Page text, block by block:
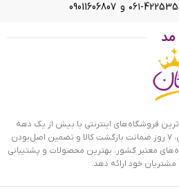
فلیمز؛ همراه
که لباسمان از رطوبت هوا بوی نم
نباشیم. استفاده از یک
ادکلن
نه تنها شما را خوشبو می‌کند، بلکه
ایجاد می‌کند. اگر در این مورد شک
و زمستان استفاده کنید تا معجزه
این
مد
فروشگاه‌های اینترنتی با بیش از یک دهه
تجربه، با پایبندی به دو اصل کلیدی، ۷ روز ضمانت بازگشت کالا و تضمین اصل‌بودن
معتبر کشور، بهترین محصولات و پشتیبانی
خود ارائه دهد.